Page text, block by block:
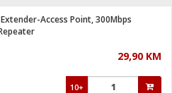
Access Point, 300Mbps
29,90 KM
10+